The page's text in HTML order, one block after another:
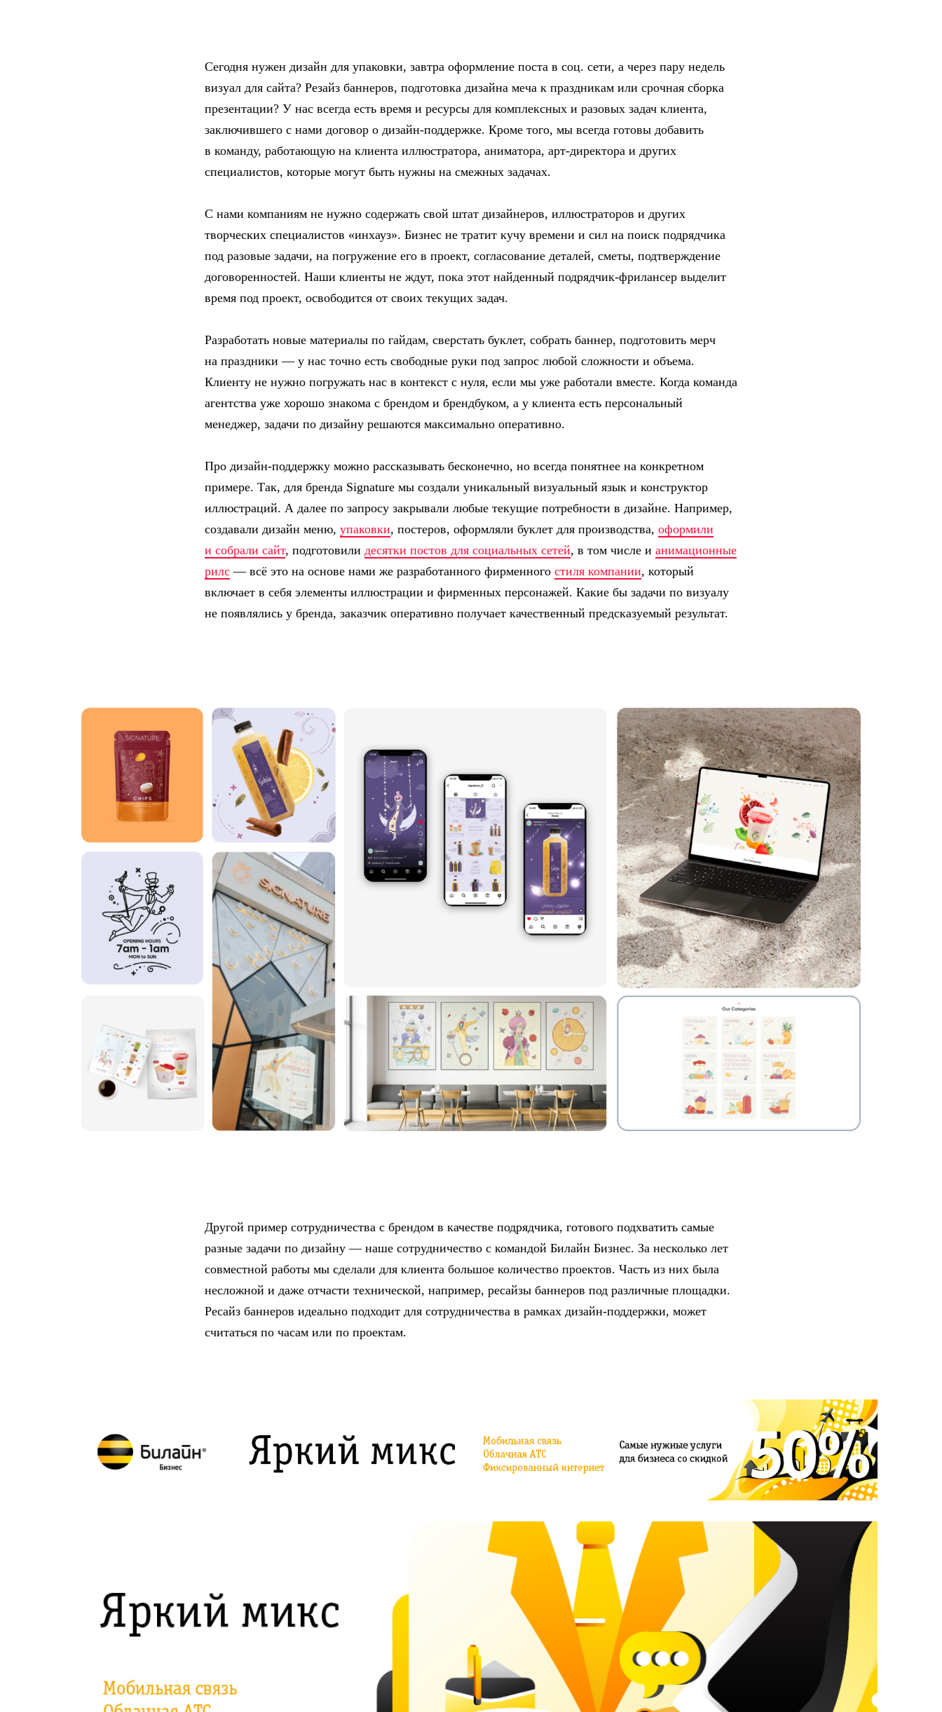
Сегодня нужен дизайн для упаковки, завтра оформление поста в соц. сети, а через пару недель
визуал для сайта? Резайз баннеров, подготовка дизайна меча к праздникам или срочная сборка
презентации? У нас всегда есть время и ресурсы для комплексных и разовых задач клиента,
заключившего с нами договор о дизайн-поддержке. Кроме того, мы всегда готовы добавить
в команду, работающую на клиента иллюстратора, аниматора, арт-директора и других
специалистов, которые могут быть нужны на смежных задачах.
С нами компаниям не нужно содержать свой штат дизайнеров, иллюстраторов и других
творческих специалистов «инхауз». Бизнес не тратит кучу времени и сил на поиск подрядчика
под разовые задачи, на погружение его в проект, согласование деталей, сметы, подтверждение
договоренностей. Наши клиенты не ждут, пока этот найденный подрядчик-фрилансер выделит
время под проект, освободится от своих текущих задач.
Разработать новые материалы по гайдам, сверстать буклет, собрать баннер, подготовить мерч
на праздники — у нас точно есть свободные руки под запрос любой сложности и объема.
Клиенту не нужно погружать нас в контекст с нуля, если мы уже работали вместе. Когда команда
агентства уже хорошо знакома с брендом и брендбуком, а у клиента есть персональный
менеджер, задачи по дизайну решаются максимально оперативно.
Про дизайн-поддержку можно рассказывать бесконечно, но всегда понятнее на конкретном
примере. Так, для бренда Signature мы создали уникальный визуальный язык и конструктор
иллюстраций. А далее по запросу закрывали любые текущие потребности в дизайне. Например,
создавали дизайн меню, упаковки, постеров, оформляли буклет для производства, оформили
и собрали сайт, подготовили десятки постов для социальных сетей, в том числе и анимационные
рилс — всё это на основе нами же разработанного фирменного стиля компании, который
включает в себя элементы иллюстрации и фирменных персонажей. Какие бы задачи по визуалу
не появлялись у бренда, заказчик оперативно получает качественный предсказуемый результат.
Другой пример сотрудничества с брендом в качестве подрядчика, готового подхватить самые
разные задачи по дизайну — наше сотрудничество с командой Билайн Бизнес. За несколько лет
совместной работы мы сделали для клиента большое количество проектов. Часть из них была
несложной и даже отчасти технической, например, ресайзы баннеров под различные площадки.
Ресайз баннеров идеально подходит для сотрудничества в рамках дизайн-поддержки, может
считаться по часам или по проектам.